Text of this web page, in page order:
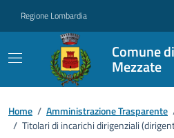
Regione Lombardia
Comune
Mezzate
Home / Amministrazione Trasparente
/ Titolari di incarichi dirigenziali